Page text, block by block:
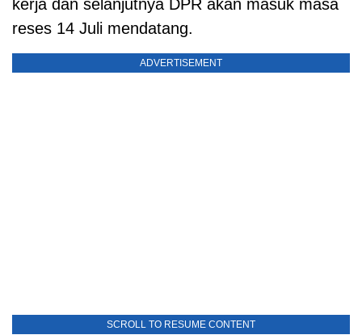
kerja dan selanjutnya DPR akan masuk masa
reses 14 Juli mendatang.
ADVERTISEMENT
SCROLL TO RESUME CONTENT